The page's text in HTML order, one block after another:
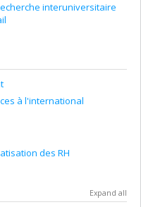
interuniversitaire
à l'international
des RH
Expand all